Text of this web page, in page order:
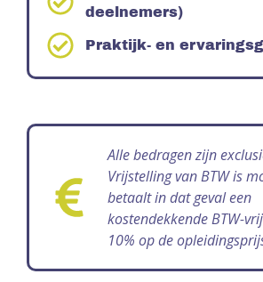
deelnemers)
Praktijk- en
Alle bedragen zijn
Vrijstelling van BTW is
betaalt in dat geval een
kostendekkende BTW-
10% op de